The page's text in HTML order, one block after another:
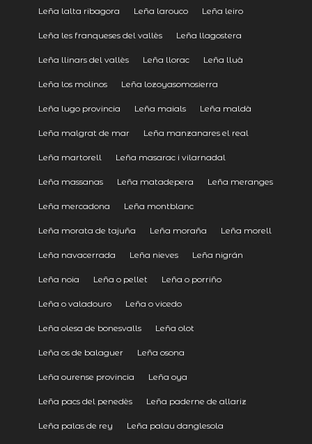
Leña lalta ribagora Leña larouco Leña leiro
Leña les franqueses del vallès Leña llagostera
Leña llinars del vallès Leña llorac Leña lluà
Leña los molinos Leña lozoyasomosierra
Leña lugo provincia Leña maials Leña maldà
Leña malgrat de mar Leña manzanares el real
Leña martorell Leña masarac i vilarnadal
Leña massanas Leña matadepera Leña meranges
Leña mercadona Leña montblanc
Leña morata de tajuña Leña moraña Leña morell
Leña navacerrada Leña nieves Leña nigrán
Leña noia Leña o pellet Leña o porriño
Leña o valadouro Leña o vicedo
Leña olesa de bonesvalls Leña olot
Leña os de balaguer Leña osona
Leña ourense provincia Leña oya
Leña pacs del penedès Leña paderne de allariz
Leña palas de rey Leña palau danglesola